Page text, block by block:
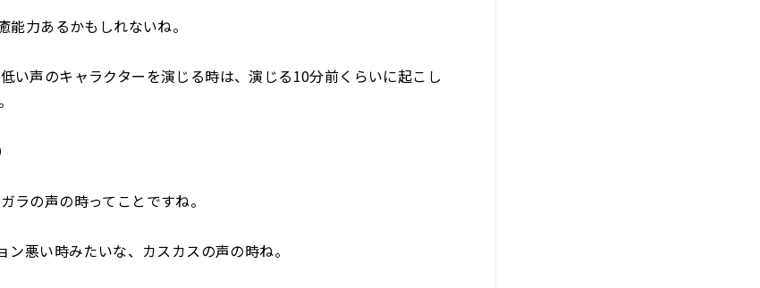
力あるかもしれないね。
い声のキャラクターを演じる時は、演じる10分前くらいに起こし
ラの声の時ってことですね。
ン悪い時みたいな、カスカスの声の時ね。